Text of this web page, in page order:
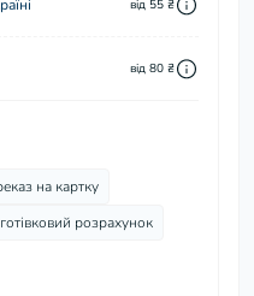
від 55 ₴
від 80 ₴
на картку
розрахунок